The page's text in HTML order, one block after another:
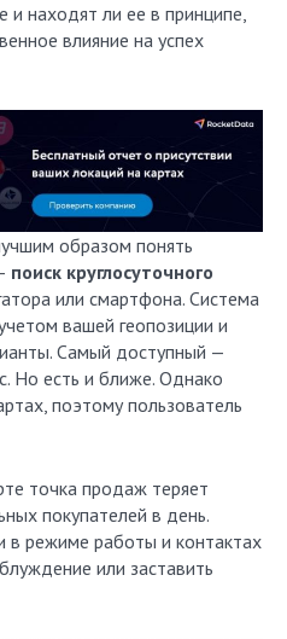
находят ли ее в принципе,
влияние на успех
образом понять
поиск круглосуточного
или смартфона. Система
вашей геопозиции и
Самый доступный —
Но есть и ближе. Однако
поэтому пользователь
точка продаж теряет
покупателей в день.
в режиме работы и контактах
или заставить